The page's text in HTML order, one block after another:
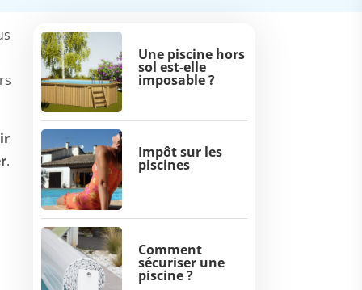
.
Une piscine hors
sol est-elle
imposable ?
Impôt sur les
piscines
Comment
sécuriser une
piscine ?